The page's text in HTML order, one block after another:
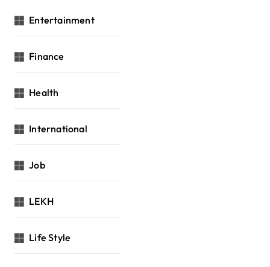
Entertainment
Finance
Health
International
Job
LEKH
Life Style